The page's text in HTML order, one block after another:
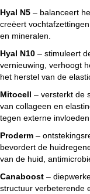
Hyal N5 – balanceert
creëert
en mineralen.
Hyal N10 – stimuleert
vernieuwing, verhoogt
het herstel van de
Mitocell – versterkt de
van collageen en
tegen externe invloeden.
Proderm –
bevordert de
van de huid,
Canaboost –
structuur verbeterende